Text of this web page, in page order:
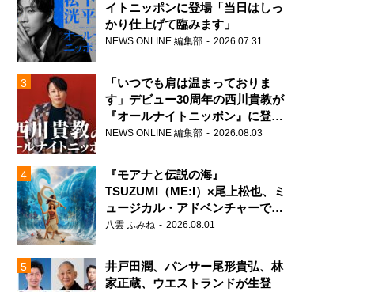
イトニッポンに登場「当日はしっ
かり仕上げて臨みます」
NEWS ONLINE 編集部 2026.07.31
「いつでも肩は温まっておりま
す」デビュー30周年の西川貴教が
『オールナイトニッポン』に登
場！
NEWS ONLINE 編集部 2026.08.03
『モアナと伝説の海』
TSUZUMI（ME:I）×尾上松也、ミ
ュージカル・アドベンチャーで美
声を響かせる
八雲 ふみね 2026.08.01
井戸田潤、パンサー尾形貴弘、林
家正蔵、ウエストランドが生登